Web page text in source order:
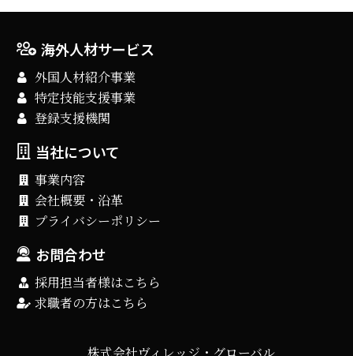
海外人材サービス
外国人材紹介事業
特定技能支援事業
登録支援機関
当社について
事業内容
会社概要・沿革
プライバシーポリシー
お問合わせ
採用担当者様はこちら
求職者の方はこちら